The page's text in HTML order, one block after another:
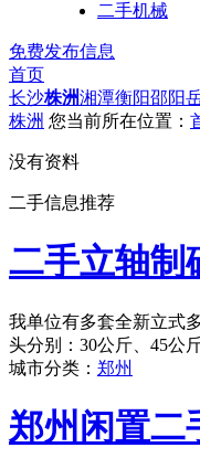
二手机械
免费发布信息
首页
长沙株洲湘潭衡阳邵阳
株洲 您当前所在位置：
没有资料
二手信息推荐
二手立轴制
我单位有多套全新立式
头分别：30公斤、45公
城市分类： 郑州
郑州闲置二